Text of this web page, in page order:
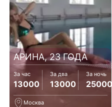
АРИНА, 23 ГОДА
За час
13000
За два
13000
За ночь
25000
Москва